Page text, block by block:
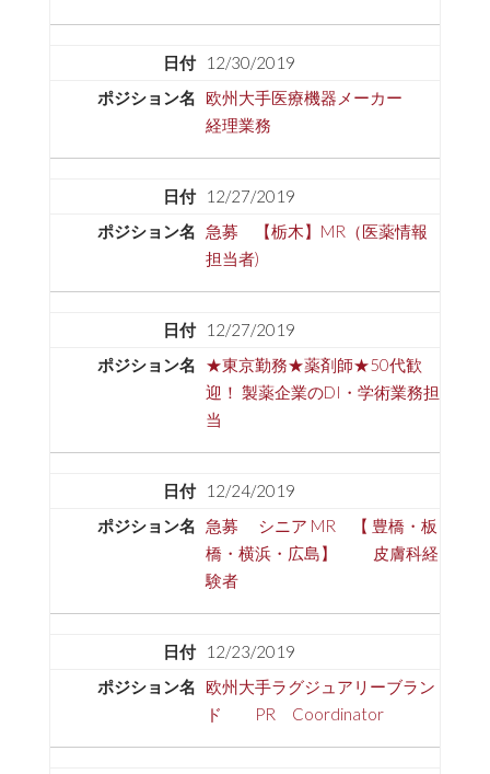
12/30/2019
欧州大手医療機器メーカー
経理業務
12/27/2019
急募 【栃木】MR（医薬情報
担当者)
12/27/2019
★東京勤務★薬剤師★50代歓
迎！ 製薬企業のDI・学術業務担
当
12/24/2019
急募 シニア MR 【 豊橋・板
橋・横浜・広島】 皮膚科経
験者
12/23/2019
欧州大手ラグジュアリーブラン
ド PR Coordinator